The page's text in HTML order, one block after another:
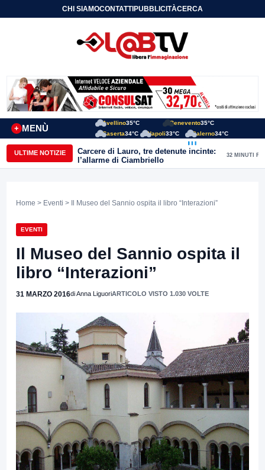
CHI SIAMOCONTATTIPUBBLICITÀCERCA
MENÙ
+
Avellino35°C Benevento35°C
Caserta34°C Napoli33°C Salerno34°C
ULTIME NOTIZIE
Carcere di Lauro, tre detenute incinte:
l’allarme di Ciambriello
32 MINUTI FA
Home > Eventi > Il Museo del Sannio ospita il libro “Interazioni”
EVENTI
Il Museo del Sannio ospita il
libro “Interazioni”
31 MARZO 2016di Anna LiguoriARTICOLO VISTO 1.030 VOLTE